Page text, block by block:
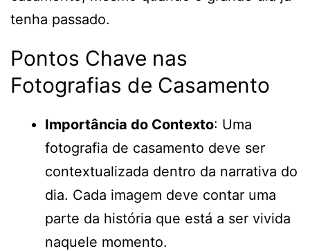
tenha passado.
Pontos Chave nas
Fotografias de Casamento
Importância do Contexto: Uma
fotografia de casamento deve ser
contextualizada dentro da narrativa do
dia. Cada imagem deve contar uma
parte da história que está a ser vivida
naquele momento.